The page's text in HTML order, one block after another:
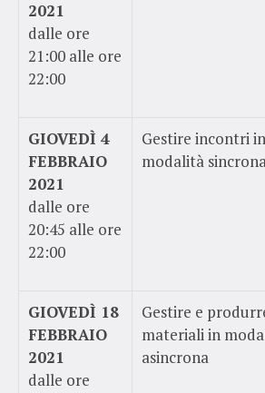
2021
dalle ore
21:00 alle ore
22:00
GIOVEDÌ 4
FEBBRAIO
2021
dalle ore
20:45 alle ore
22:00
Gestire incontri in
modalità
GIOVEDÌ 18
FEBBRAIO
2021
dalle ore
Gestire e
materiali in
asincrona